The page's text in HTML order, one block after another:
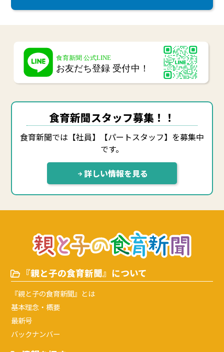
食育新聞スタッフ募集！！
食育新聞では【社員】【パートスタッフ】を募集中
です。
詳しい情報を見る
『親と子の食育新聞』について
『親と子の食育新聞』とは
基本理念・概要
最新号
バックナンバー